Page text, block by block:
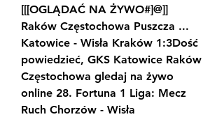
[[[OGLĄDAĆ NA ŻYWO#]@]]
Raków Częstochowa Puszcza ...
Katowice - Wisła Kraków 1:3Dość
powiedzieć, GKS Katowice Raków
Częstochowa gledaj na żywo
online 28. Fortuna 1 Liga: Mecz
Ruch Chorzów - Wisła